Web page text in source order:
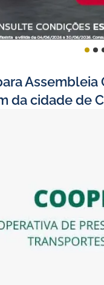
Assembleia
da cidade de